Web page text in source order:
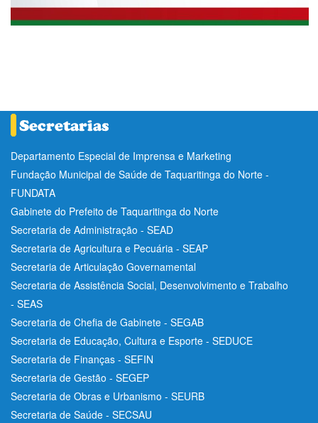
Departamento Especial de Imprensa e Marketing
Fundação Municipal de Saúde de Taquaritinga do Norte -
FUNDATA
Gabinete do Prefeito de Taquaritinga do Norte
Secretaria de Administração - SEAD
Secretaria de Agricultura e Pecuária - SEAP
Secretaria de Articulação Governamental
Secretaria de Assistência Social, Desenvolvimento e Trabalho
- SEAS
Secretaria de Chefia de Gabinete - SEGAB
Secretaria de Educação, Cultura e Esporte - SEDUCE
Secretaria de Finanças - SEFIN
Secretaria de Gestão - SEGEP
Secretaria de Obras e Urbanismo - SEURB
Secretaria de Saúde - SECSAU